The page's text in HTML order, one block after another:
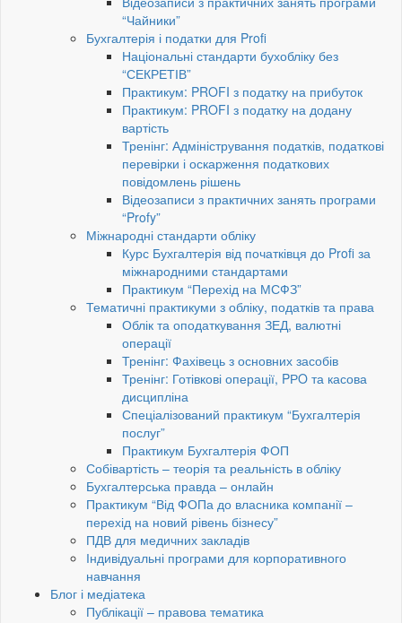
“Чайники”
Бухгалтерія і податки для Profi
Національні стандарти бухобліку без
“СЕКРЕТІВ”
Практикум: PROFI з податку на прибуток
Практикум: PROFI з податку на додану
вартість
Тренінг: Адміністрування податків, податкові
перевірки і оскарження податкових
повідомлень рішень
Відеозаписи з практичних занять програми
“Profy”
Міжнародні стандарти обліку
Курс Бухгалтерія від початківця до Profi за
міжнародними стандартами
Практикум “Перехід на МСФЗ”
Тематичні практикуми з обліку, податків та права
Облік та оподаткування ЗЕД, валютні
операції
Тренінг: Фахівець з основних засобів
Тренінг: Готівкові операції, PРO та касова
дисципліна
Спеціалізований практикум “Бухгалтерія
послуг”
Практикум Бухгалтерія ФОП
Собівартість – теорія та реальність в обліку
Бухгалтерська правда – онлайн
Практикум “Від ФОПа до власника компанії –
перехід на новий рівень бізнесу”
ПДВ для медичних закладів
Індивідуальні програми для корпоративного
навчання
Блог і медіатека
Публікації – правова тематика